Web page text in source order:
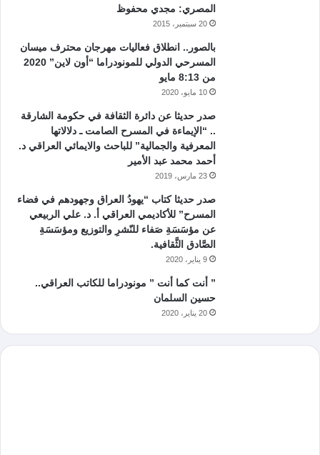
المصري: مجدي محفوظ
20 سبتمبر، 2015
بالصور.. انطلاق فعاليات مهرجان محترف ميسان
المسرحي الدولي للمونودراما “أون لاين” 2020
من 8:13 مايو
10 مايو، 2020
صدر حديثا عن دائرة الثقافة في حكومة الشارقة
.. “الإيماءة في المسرح الصامت ـ دلالاتها
المعرفية والجمالية” للباحث والايمائي العراقي د.
أحمد محمد عبد الأمير
23 مارس، 2019
صدر حديثا كتاب “يهودُ العراق وجهودهم في فضاء
المسرح” للأكاديمي العراقي أ. د. علي الربيعي
عن مؤسَسَةِ صَفاء للنّشرِ والتوزيع ومؤسَسَةِ
الصَّادق الثَّقافية.
9 يناير، 2020
” أنت كما أنت ” مونودراما للكاتب العراقي..
حسين السلمان
20 يناير، 2020